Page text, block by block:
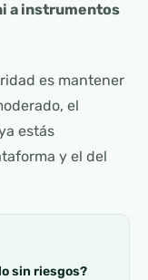
a instrumentos
es mantener
el
estás
y el del
sin riesgos?